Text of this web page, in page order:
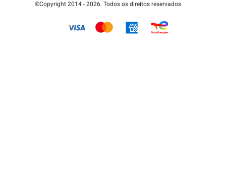
Como é que funciona?
Pagar o estacionamento FLOW
©Copyright 2014 - 2026. Todos os direitos reservados